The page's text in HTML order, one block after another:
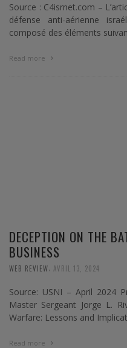
Source : C4isrnet.com –
défense anti-aérienne
composé des éléments
Read more
DECEPTION ON THE
BUSINESS
WEB REVIEW AVRIL 13, 2024
Source: USNI – April 2024
Master Sergeant Jorge L.
Warfare: Lessons and
Read more